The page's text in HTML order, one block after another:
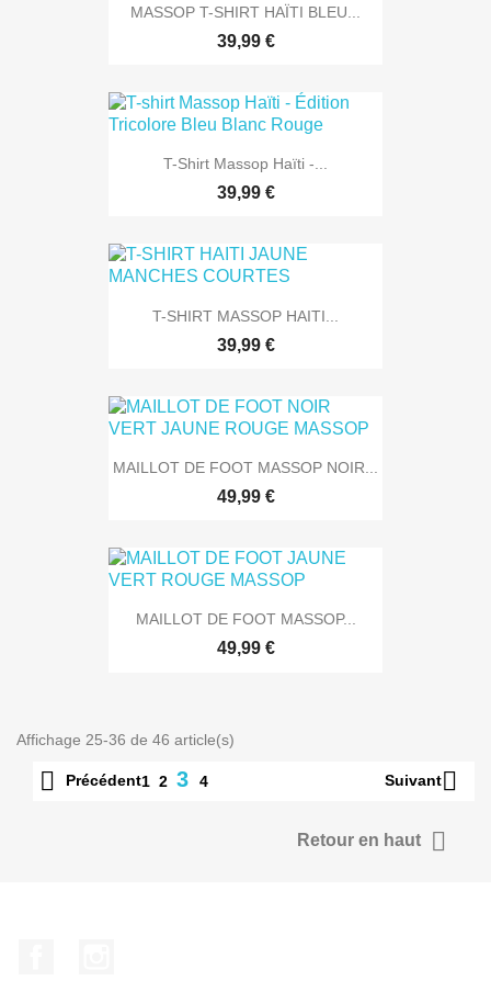
MASSOP T-SHIRT HAÏTI BLEU...
39,99 €
T-Shirt Massop Haïti -...
39,99 €
T-SHIRT MASSOP HAITI...
39,99 €
MAILLOT DE FOOT MASSOP NOIR...
49,99 €
MAILLOT DE FOOT MASSOP...
49,99 €
Affichage 25-36 de 46 article(s)
 Précédent1 2 3 4 Suivant
Retour en haut 